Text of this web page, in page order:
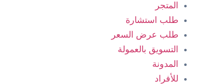
المتجر
طلب استشارة
طلب عرض السعر
التسويق بالعمولة
المدونة
للأفراد